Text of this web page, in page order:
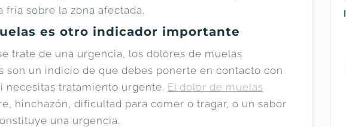
fría sobre la zona afectada.
es otro indicador importante
trate de una urgencia, los dolores de muelas
son un indicio de que debes ponerte en contacto con
necesitas tratamiento urgente. El dolor de muelas
hinchazón, dificultad para comer o tragar, o un sabor
una urgencia.